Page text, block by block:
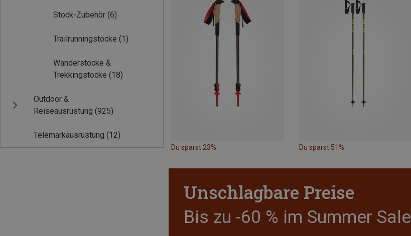
Stock-Zubehör (6)
Trailrunningstöcke (1)
Wanderstöcke &
Trekkingstöcke (18)
Outdoor &
Reiseausrüstung (925)
Telemarkausrüstung (12)
Du sparst 23% Du sparst 51%
Unschlagbare Preise
Bis zu -60 % im Summer Sale